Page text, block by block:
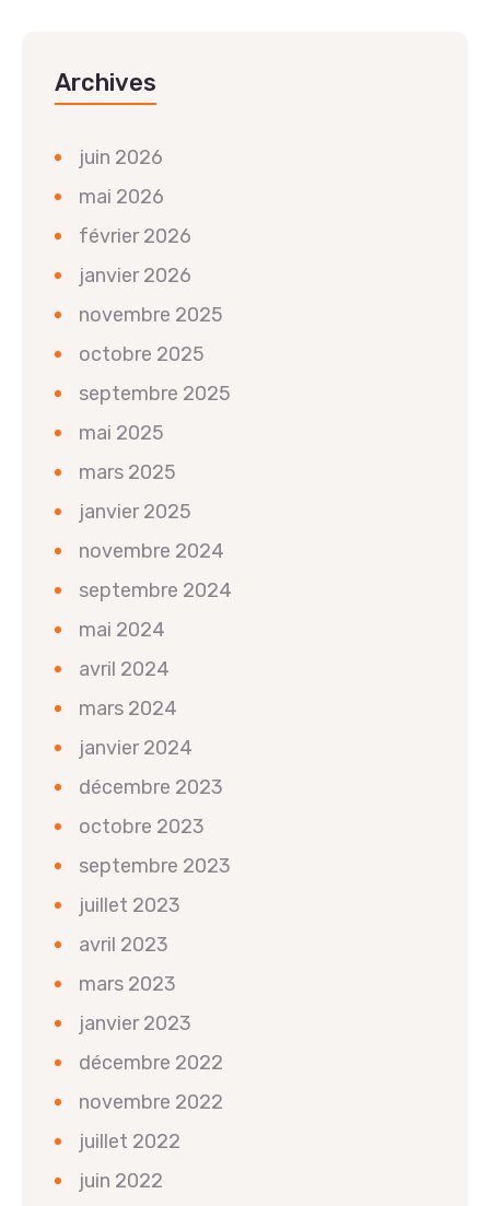
Archives
juin 2026
mai 2026
février 2026
janvier 2026
novembre 2025
octobre 2025
septembre 2025
mai 2025
mars 2025
janvier 2025
novembre 2024
septembre 2024
mai 2024
avril 2024
mars 2024
janvier 2024
décembre 2023
octobre 2023
septembre 2023
juillet 2023
avril 2023
mars 2023
janvier 2023
décembre 2022
novembre 2022
juillet 2022
juin 2022